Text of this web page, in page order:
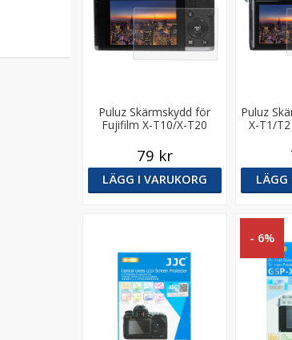
Puluz Skärmskydd för
Fujifilm X-T10/X-T20
79 kr
LÄGG I VARUKORG
Puluz
X-T1/
LÄGG
- 6%